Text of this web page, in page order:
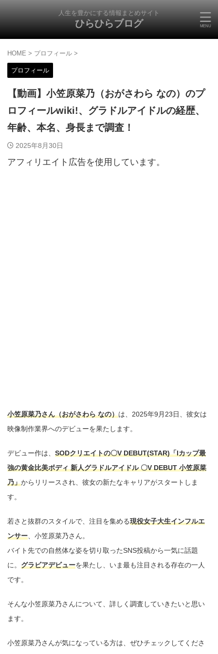
人生を豊かにする情報まとめサイト
ひらひらブログ
HOME > プロフィール >
プロフィール
【動画】小笠原菜乃（おがさわら なの）のプ
ロフィールwiki!、グラドルアイドルの経歴、
年齢、本名、身長まで調査！
2025年8月30日
アフィリエイト広告を使用しています。
小笠原菜乃さん（おがさわら なの）は、2025年9月23日、彼女は
映像制作業界へのデビューを果たします。
デビュー作は、 SODクリエイトの〇V DEBUT(STAR)「Iカップ最
強の黄金比美ボディ 新人グラドルアイドル 〇V DEBUT 小笠原菜
乃」からリリースされ、彼女の新たなキャリアがスタートしま
す。
若さと抜群のスタイルで、注目を集める現役女子大生インフルエ
ンサー 、小笠原菜乃さん。
バイト先での自然体な姿を切り取ったSNS投稿から一気に話題
に。 グラビアデビューを果たし、いま最も注目される存在の一人
です。
そんな小笠原菜乃さんについて、詳しく調査していきたいと思い
ます。
小笠原菜乃さんが気になっている方は、ぜひチェックしてくださ